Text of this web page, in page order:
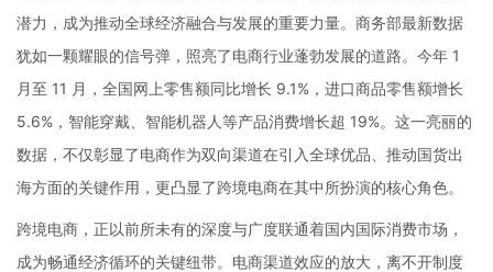
潜力，成为推动全球经济融合与发展的重要力量。商务部最新数据
犹如一颗耀眼的信号弹，照亮了电商行业蓬勃发展的道路。今年 1
月至 11 月，全国网上零售额同比增长 9.1%，进口商品零售额增长
5.6%，智能穿戴、智能机器人等产品消费增长超 19%。这一亮丽的
数据，不仅彰显了电商作为双向渠道在引入全球优品、推动国货出
海方面的关键作用，更凸显了跨境电商在其中所扮演的核心角色。
跨境电商，正以前所未有的深度与广度联通着国内国际消费市场，
成为畅通经济循环的关键纽带。电商渠道效应的放大，离不开制度